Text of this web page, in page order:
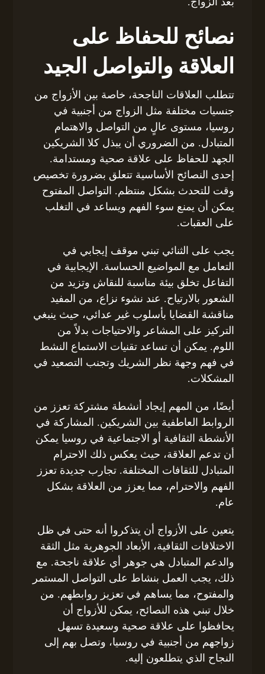
نصائح للحفاظ على
العلاقة والتواصل الجيد
تتطلب العلاقات الناجحة، خاصة بين الأزواج من
جنسيات مختلفة مثل الزواج من أجنبية في
روسيا، مستوى عالٍ من التواصل والاهتمام
المتبادل. من الضروري أن يبذل كلا الشريكين
الجهد للحفاظ على علاقة صحية ومستدامة.
إحدى النصائح الأساسية تتعلق بضرورة تخصيص
وقت للتحدث بشكل منتظم. التواصل المفتوح
يمكن أن يمنع سوء الفهم ويساعد في التغلب
على العقبات.
يجب على الثنائي تبني موقف إيجابي في
التعامل مع المواضيع الحساسة. الإيجابية في
التفاعل تخلق بيئة مناسبة للنقاش وتزيد من
الشعور بالارتياح. عند نشوء نزاع، من المفيد
مناقشة القضايا بأسلوب غير عدائي، حيث ينبغي
التركيز على المشاعر والاحتياجات بدلاً من
اللوم. يمكن أن تساعد تقنيات الاستماع النشط
في فهم وجهة نظر الشريك وتجنب التصعيد في
المشكلات.
أيضًا، من المهم إيجاد أنشطة مشتركة تعزز من
الروابط العاطفية بين الشريكين. المشاركة في
الأنشطة الثقافية أو الاجتماعية في روسيا يمكن
أن تدعم العلاقة، حيث يعكس ذلك الاحترام
المتبادل للثقافات المختلفة. تجارب جديدة تعزز
الفهم والاحترام، مما يعزز من العلاقة بشكل
عام.
يتعين على الأزواج أن يتذكروا أنه حتى في ظل
الاختلافات الثقافية، الأبعاد الجوهرية مثل الثقة
والدعم المتبادل هي جوهر أي علاقة ناجحة. مع
ذلك، يجب العمل بنشاط على التواصل المستمر
والمفتوح، مما يساهم في تعزيز روابطهم. من
خلال تبني هذه النصائح، يمكن للأزواج أن
يحافظوا على علاقة صحية وسعيدة تسهل
زواجهم من أجنبية في روسيا، وتصل بهم إلى
النجاح الذي يتطلعون إليه.